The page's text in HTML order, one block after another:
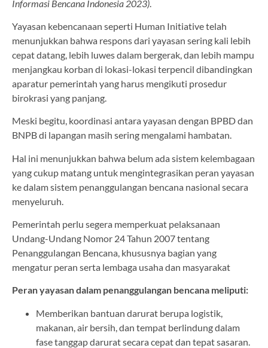
Informasi Bencana Indonesia 2023)
Yayasan kebencanaan seperti Human Initiative telah
menunjukkan bahwa respons dari yayasan sering kali lebih
cepat datang, lebih luwes dalam bergerak, dan lebih mampu
menjangkau korban di lokasi-lokasi terpencil dibandingkan
aparatur pemerintah yang harus mengikuti prosedur
birokrasi yang panjang.
Meski begitu, koordinasi antara yayasan dengan BPBD dan
BNPB di lapangan masih sering mengalami hambatan.
Hal ini menunjukkan bahwa belum ada sistem kelembagaan
yang cukup matang untuk mengintegrasikan peran yayasan
ke dalam sistem penanggulangan bencana nasional secara
menyeluruh.
Pemerintah perlu segera memperkuat pelaksanaan
Undang-Undang Nomor 24 Tahun 2007 tentang
Penanggulangan Bencana, khususnya bagian yang
mengatur peran serta lembaga usaha dan masyarakat
Peran yayasan dalam penanggulangan bencana meliputi:
Memberikan bantuan darurat berupa logistik,
makanan, air bersih, dan tempat berlindung dalam
fase tanggap darurat secara cepat dan tepat sasaran.